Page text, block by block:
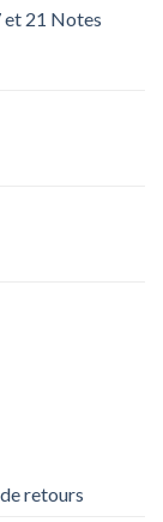
21 Notes
retours